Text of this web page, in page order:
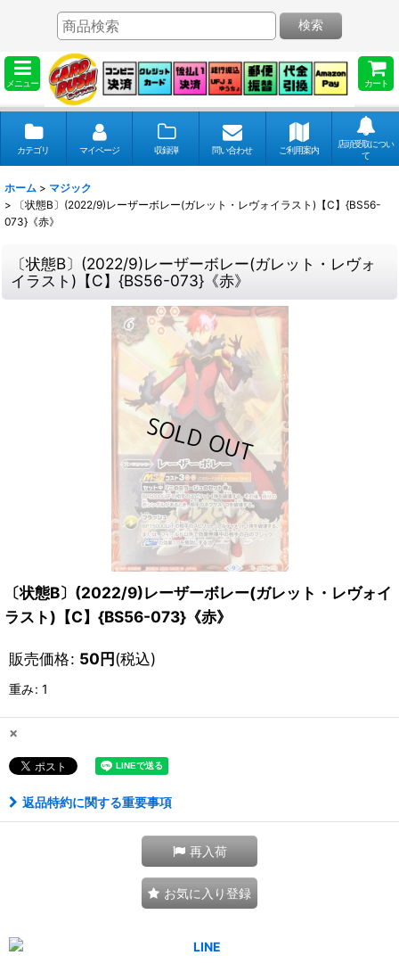
メニュー カート
検索
カテゴリ マイページ 収録弾 問い合わせ ご利用案内
店頭受取につい
て
ホーム > マジック
>
〔状態B〕(2022/9)レーザーボレー(ガレット・レヴォイラスト)【C】{BS56-
073}《赤》
〔状態B〕(2022/9)レーザーボレー(ガレット・レヴォ
イラスト)【C】{BS56-073}《赤》
〔状態B〕(2022/9)レーザーボレー(ガレット・レヴォイ
ラスト)【C】{BS56-073}《赤》
販売価格: 50円(税込)
重み: 1
×
返品特約に関する重要事項
再入荷
お気に入り登録